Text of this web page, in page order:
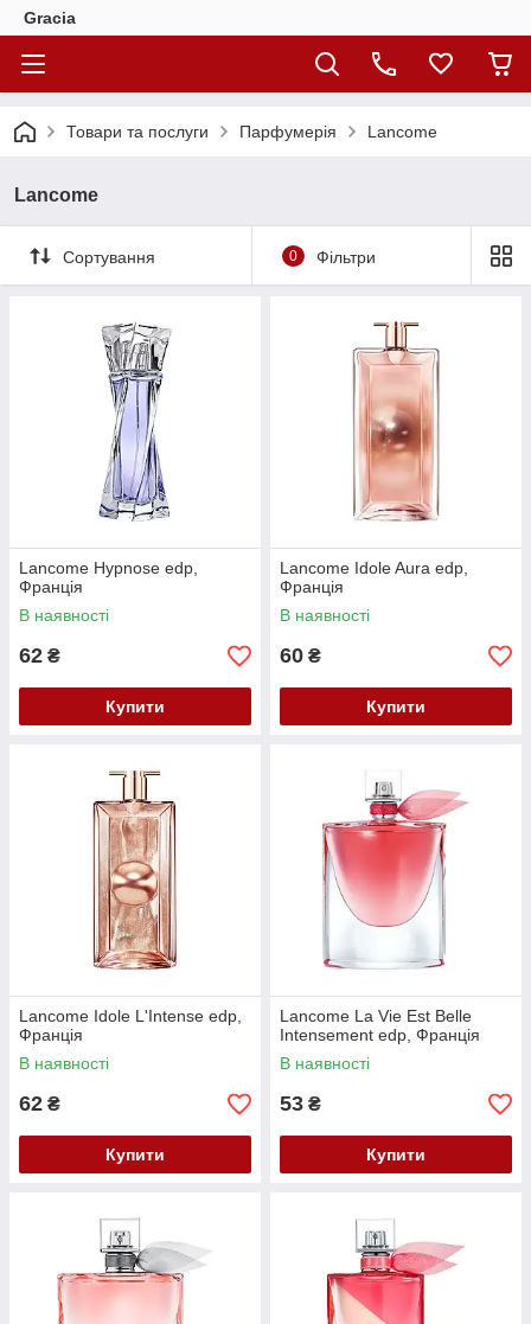
Gracia
Товари та послуги Парфумерія Lancome
Lancome
Сортування 0 Фільтри
Lancome Hypnose edp,
Франція
В наявності
62 ₴
Купити
Lancome Idole Aura edp,
Франція
В наявності
60 ₴
Купити
Lancome Idole L'Intense edp,
Франція
В наявності
62 ₴
Купити
Lancome La Vie Est Belle
Intensement edp, Франція
В наявності
53 ₴
Купити